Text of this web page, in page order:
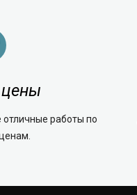
отличные работы по